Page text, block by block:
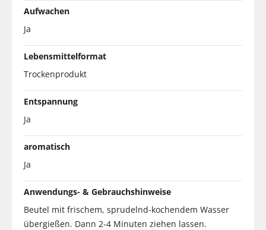
Aufwachen
Ja
Lebensmittelformat
Trockenprodukt
Entspannung
Ja
aromatisch
Ja
Anwendungs- & Gebrauchshinweise
Beutel mit frischem, sprudelnd-kochendem Wasser
übergießen. Dann 2-4 Minuten ziehen lassen.